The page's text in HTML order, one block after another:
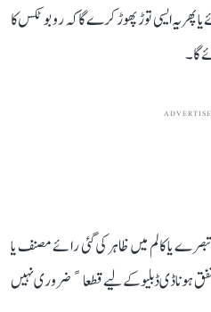
یا پھر یہ ایسی توڑ پھوڑ کرے گا کہ روبوٹکس کا
گا۔
یا کالم میں ظاہر کی گئی رائے مصنف یا
ہونا ڈی ڈبلیو کے لیے قطعاﹰ ضروری نہیں